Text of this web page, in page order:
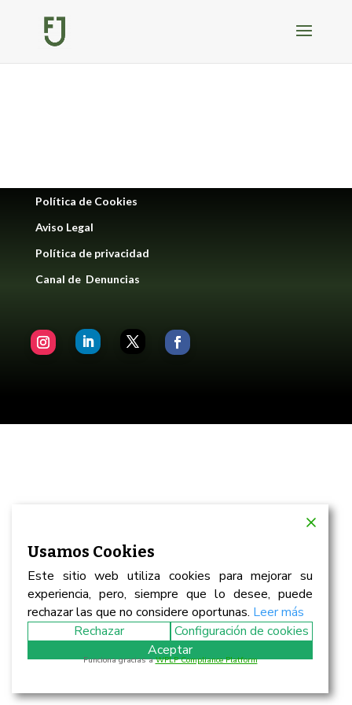
Política de Cookies
Aviso Legal
Política de privacidad
Canal de Denuncias
Usamos Cookies
Este sitio web utiliza cookies para mejorar su
experiencia, pero, siempre que lo desee, puede
rechazar las que no considere oportunas. Leer más
Rechazar
Configuración de cookies
Aceptar
Funciona gracias aWPLP Compliance Platform